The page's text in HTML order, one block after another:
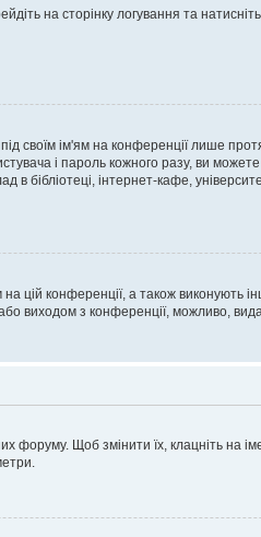
на сторінку логування та натисніть
своїм ім'ям на конференції лише
і пароль кожного разу, ви
бібліотеці, інтернет-кафе,
конференції, а також виконують
виходом з конференції, можливо,
Щоб змінити їх, клацніть на